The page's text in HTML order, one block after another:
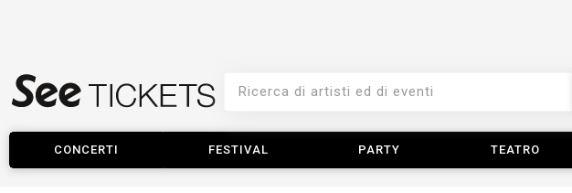
CONCERTI FESTIVAL PARTY TEATRO